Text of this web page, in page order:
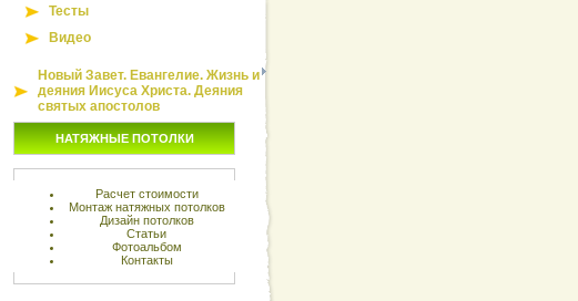
Тесты
Видео
Новый Завет. Евангелие. Жизнь и
деяния Иисуса Христа. Деяния
святых апостолов
НАТЯЖНЫЕ ПОТОЛКИ
Расчет стоимости
Монтаж натяжных потолков
Дизайн потолков
Статьи
Фотоальбом
Контакты